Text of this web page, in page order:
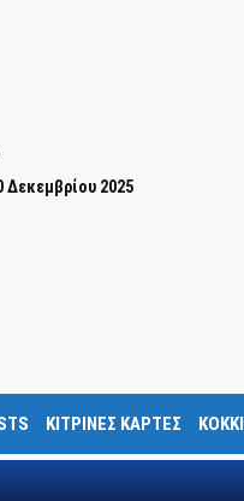
Δεκεμβρίου 2025
ΚΊΤΡΙΝΕΣ ΚΆΡΤΕΣ